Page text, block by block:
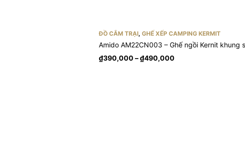
ĐỒ CẮM TRẠI, GHẾ XẾP CAMPING KERMIT
Amido AM22CN003 – Ghế ngồi Kernit khung
₫390,000 –₫490,000